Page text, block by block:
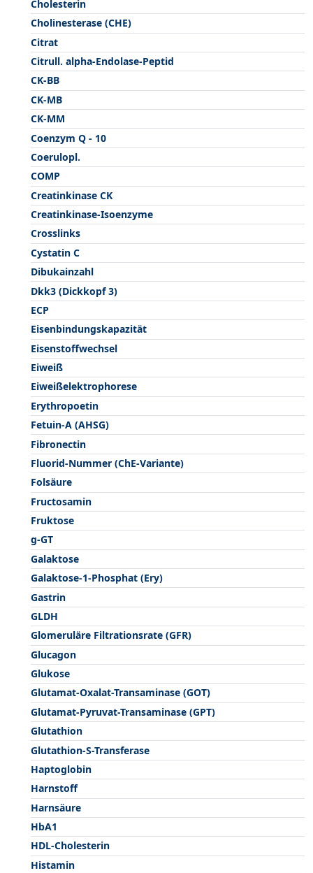
Cholesterin
Cholinesterase (CHE)
Citrat
Citrull. alpha-Endolase-Peptid
CK-BB
CK-MB
CK-MM
Coenzym Q - 10
Coerulopl.
COMP
Creatinkinase CK
Creatinkinase-Isoenzyme
Crosslinks
Cystatin C
Dibukainzahl
Dkk3 (Dickkopf 3)
ECP
Eisenbindungskapazität
Eisenstoffwechsel
Eiweiß
Eiweißelektrophorese
Erythropoetin
Fetuin-A (AHSG)
Fibronectin
Fluorid-Nummer (ChE-Variante)
Folsäure
Fructosamin
Fruktose
g-GT
Galaktose
Galaktose-1-Phosphat (Ery)
Gastrin
GLDH
Glomeruläre Filtrationsrate (GFR)
Glucagon
Glukose
Glutamat-Oxalat-Transaminase (GOT)
Glutamat-Pyruvat-Transaminase (GPT)
Glutathion
Glutathion-S-Transferase
Haptoglobin
Harnstoff
Harnsäure
HbA1
HDL-Cholesterin
Histamin